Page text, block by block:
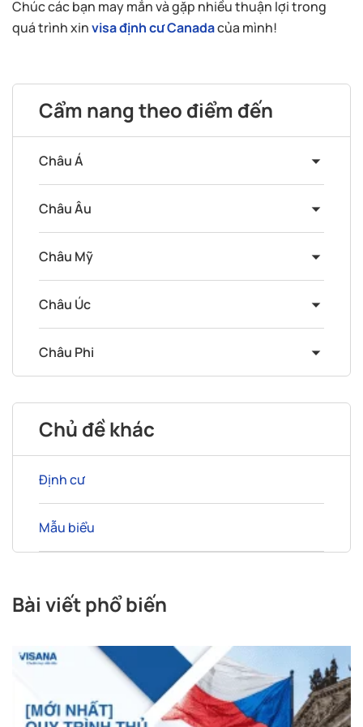
Chúc các bạn may mắn và gặp nhiều thuận lợi trong
quá trình xinvisa định cư Canadacủa mình!
Cẩm nang theo điểm đến
Châu Á
Châu Âu
Châu Mỹ
Châu Úc
Châu Phi
Chủ đề khác
Định cư
Mẫu biểu
Bài viết phổ biến